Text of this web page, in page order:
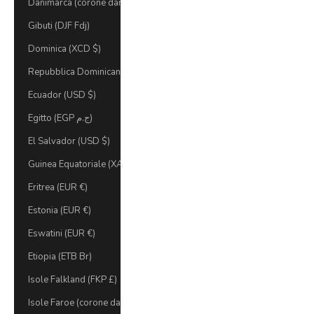
Danimarca (corone danesi)
Gibuti (DJF Fdj)
Dominica (XCD $)
Repubblica Dominicana (DOP $)
Ecuador (USD $)
Egitto (EGP ج.م)
El Salvador (USD $)
Guinea Equatoriale (XAF CFA)
Eritrea (EUR €)
Estonia (EUR €)
Eswatini (EUR €)
Etiopia (ETB Br)
Isole Falkland (FKP £)
Isole Faroe (corone danesi)